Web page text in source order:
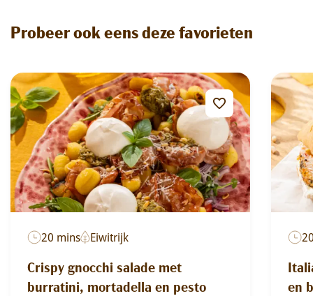
Probeer ook eens deze favorieten
20 mins Eiwitrijk
Crispy gnocchi salade met
burratini, mortadella en pesto
en